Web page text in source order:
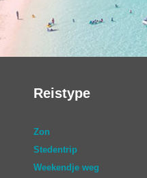
Reistype
Zon
Stedentrip
Weekendje weg